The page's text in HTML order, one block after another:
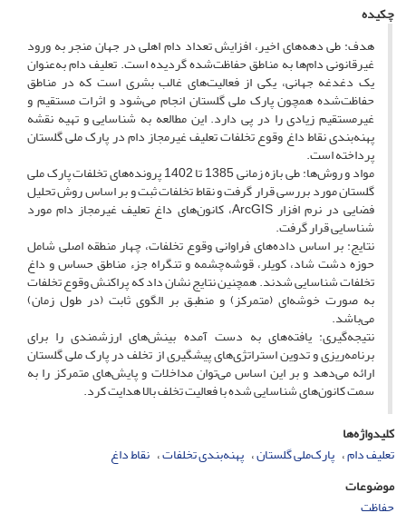
چکیده
هدف: طی دهه‌های اخیر، افزایش تعداد دام اهلی در جهان منجر به ورود
غیرقانونی دام‌ها به مناطق حفاظت‌شده گردیده است. تعلیف دام به‌عنوان
یک دغدغه جهانی، یکی از فعالیت‌های غالب بشری است که در مناطق
حفاظت‌شده همچون پارک ملی گلستان انجام می‌شود و اثرات مستقیم و
غیرمستقیم زیادی را در پی دارد. این مطالعه به شناسایی و تهیه نقشه
پهنه‌بندی نقاط داغ وقوع تخلفات تعلیف غیرمجاز دام در پارک ملی گلستان
پرداخته است.
مواد و روش‌ها: طی بازه زمانی 1385 تا 1402 پرونده‌های تخلفات پارک ملی
گلستان مورد بررسی قرار گرفت و نقاط تخلفات ثبت و بر اساس روش تحلیل
فضایی در نرم افزار ArcGIS، کانون‌های داغ تعلیف غیرمجاز دام مورد
شناسایی قرار گرفت.
نتایج: بر اساس داده‌های فراوانی وقوع تخلفات، چهار منطقه اصلی شامل
حوزه دشت شاد، کویلر، قوشه‌چشمه و تنگراه جزء مناطق حساس و داغ
تخلفات شناسایی شدند. همچنین نتایج نشان داد که پراکنش وقوع تخلفات
به ‌صورت خوشه‌ای (متمرکز) و منطبق بر الگوی ثابت (در طول زمان)
می‌باشد.
نتیجه‌گیری: یافته‌های به دست آمده بینش‌های ارزشمندی را برای
برنامه‌ریزی و تدوین استراتژی‌های پیشگیری از تخلف در پارک ملی گلستان
ارائه می‌دهد و بر این اساس می‌توان مداخلات و پایش‌های متمرکز را به
سمت کانون‌های شناسایی شده با فعالیت تخلف بالا هدایت کرد.
کلیدواژه‌ها
تعلیف دام پارک‌ملی گلستان پهنه‌بندی تخلفات نقاط داغ
موضوعات
حفاظت